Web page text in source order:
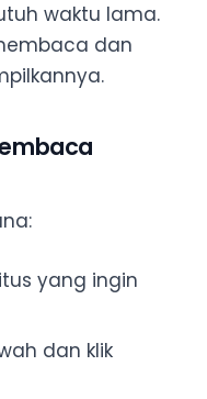
waktu lama.
dan
yang ingin
dan klik